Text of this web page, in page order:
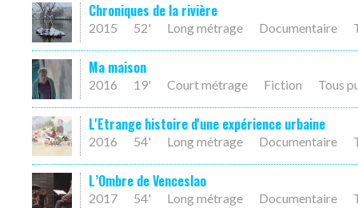
Chroniques de la rivière
2015 52' Long métrage Documentaire
Ma maison
2016 19' Court métrage Fiction Tous
L'Etrange histoire d'une expérience urbaine
2016 54' Long métrage Documentaire
L’Ombre de Venceslao
2017 54' Long métrage Documentaire